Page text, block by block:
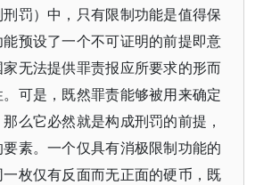
刑罚）中，只有限制功能是值得保
预设了一个不可证明的前提即意
无法提供罪责报应所要求的形而
可是，既然罪责能够被用来确定
么它必然就是构成刑罚的前提，
素。一个仅具有消极限制功能的
枚仅有反面而无正面的硬币，既